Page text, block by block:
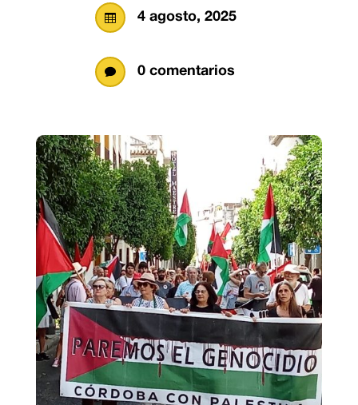
 4 agosto, 2025
 0 comentarios